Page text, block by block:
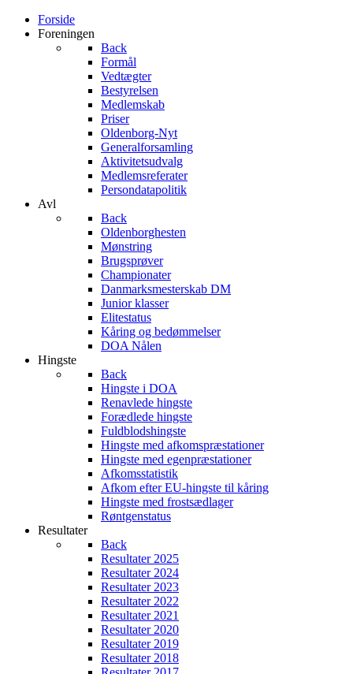
Forside
Foreningen
Back
Formål
Vedtægter
Bestyrelsen
Medlemskab
Priser
Oldenborg-Nyt
Generalforsamling
Aktivitetsudvalg
Medlemsreferater
Persondatapolitik
Avl
Back
Oldenborghesten
Mønstring
Brugsprøver
Championater
Danmarksmesterskab DM
Junior klasser
Elitestatus
Kåring og bedømmelser
DOA Nålen
Hingste
Back
Hingste i DOA
Renavlede hingste
Forædlede hingste
Fuldblodshingste
Hingste med afkomspræstationer
Hingste med egenpræstationer
Afkomsstatistik
Afkom efter EU-hingste til kåring
Hingste med frostsædlager
Røntgenstatus
Resultater
Back
Resultater 2025
Resultater 2024
Resultater 2023
Resultater 2022
Resultater 2021
Resultater 2020
Resultater 2019
Resultater 2018